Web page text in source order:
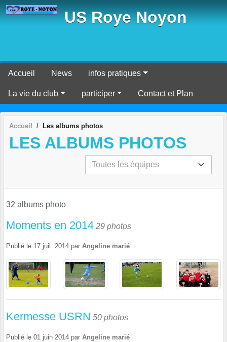
US Roye Noyon
Accueil News infos pratiques
La vie du club participer Contact et Plan
Accueil Les albums photos
LES ALBUMS PHOTOS
32 albums photo
Moments en 2014 29 photos
Publié le 17 juil. 2014 par Angeline marié
Kermesse USRN 50 photos
Publié le 01 juin 2014 par Angeline marié
Panneau de gestion des cookies